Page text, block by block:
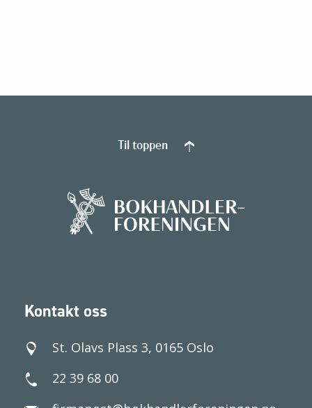
Kontakt oss
St. Olavs Plass 3, 0165 Oslo
22 39 68 00
Til toppen